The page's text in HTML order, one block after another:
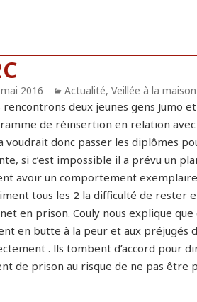
2016 Catégories
Actualité, Veillée à la
rencontrons deux jeunes gens Jumo
de réinsertion en relation avec
voudrait donc passer les diplômes
si c’est impossible il a prévu un
avoir un comportement exemplaire
tous les 2 la difficulté de rester
en prison. Couly nous explique
en butte à la peur et aux préjugés
. lls tombent d’accord pour
de prison au risque de ne pas être